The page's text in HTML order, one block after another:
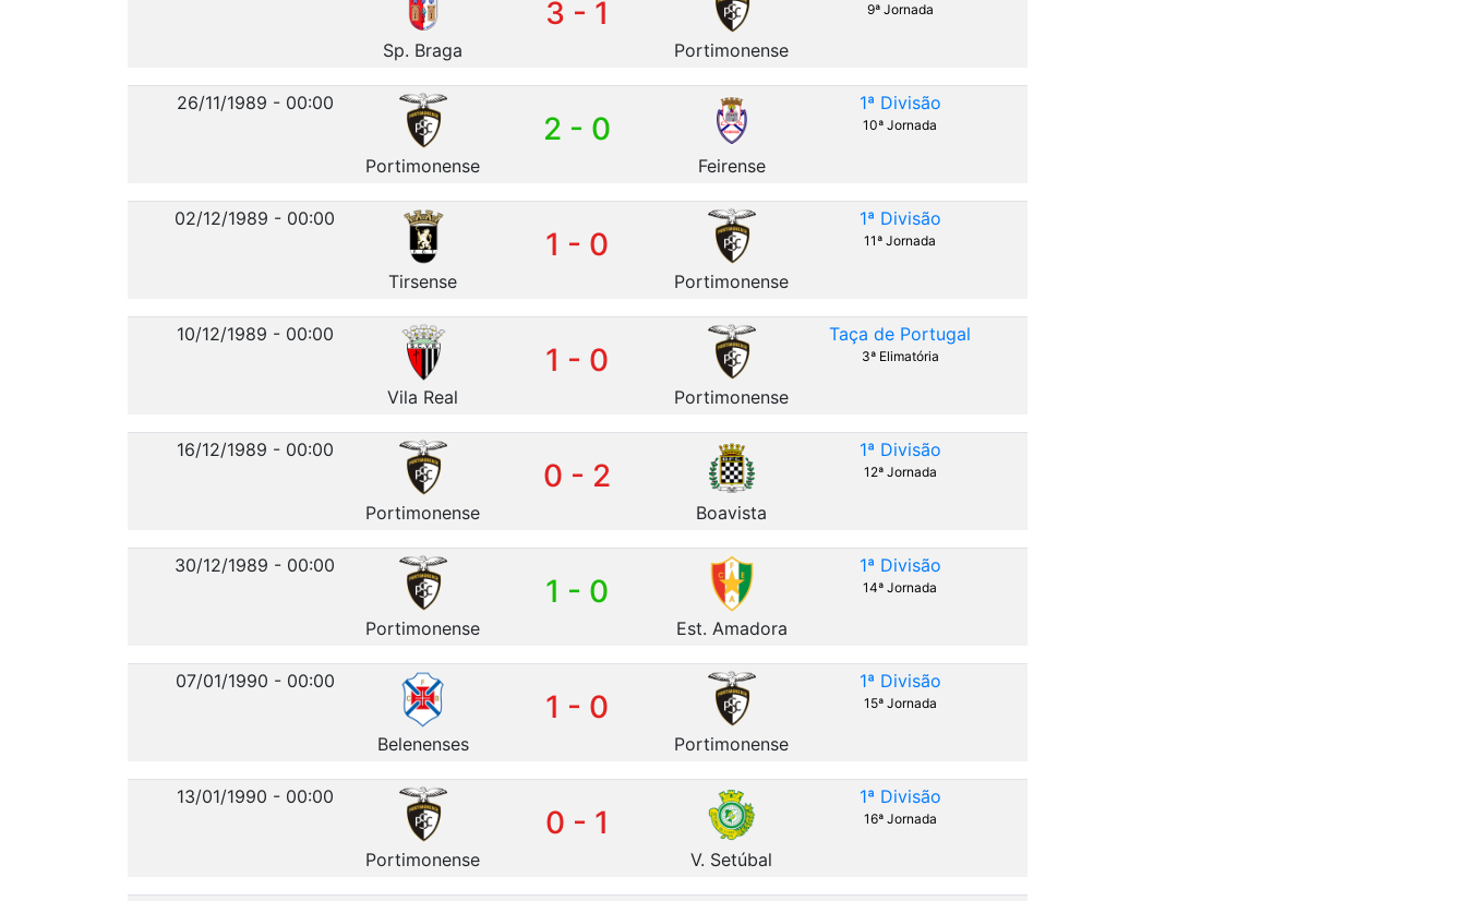
9ª Jornada
Sp. Braga
3 - 1
Portimonense
26/11/1989 - 00:00 1ª Divisão
10ª Jornada
Portimonense
2 - 0
Feirense
02/12/1989 - 00:00 1ª Divisão
11ª Jornada
Tirsense
1 - 0
Portimonense
10/12/1989 - 00:00 Taça de Portugal
3ª Elimatória
Vila Real
1 - 0
Portimonense
16/12/1989 - 00:00 1ª Divisão
12ª Jornada
Portimonense
0 - 2
Boavista
30/12/1989 - 00:00 1ª Divisão
14ª Jornada
Portimonense
1 - 0
Est. Amadora
07/01/1990 - 00:00 1ª Divisão
15ª Jornada
Belenenses
1 - 0
Portimonense
13/01/1990 - 00:00 1ª Divisão
16ª Jornada
Portimonense
0 - 1
V. Setúbal